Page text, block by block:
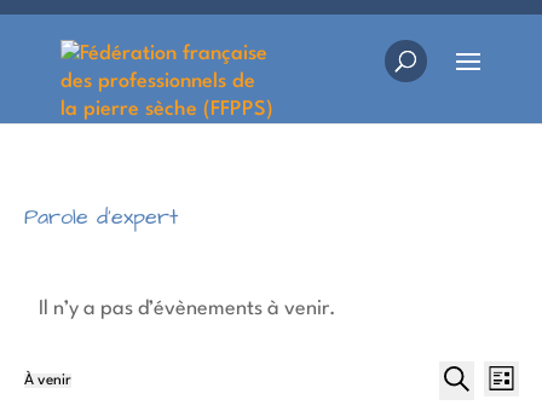
Parole d'expert
Il n’y a pas d’évènements à venir.
Liste
À venir